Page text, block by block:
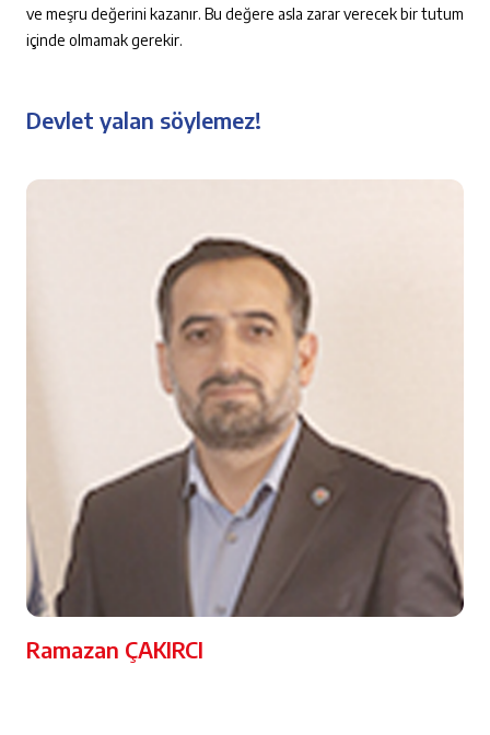
Devlet yalan söylemez!
Ramazan ÇAKIRCI
ve meşru değerini kazanır. Bu değere asla zarar verecek bir tutum
içinde olmamak gerekir.